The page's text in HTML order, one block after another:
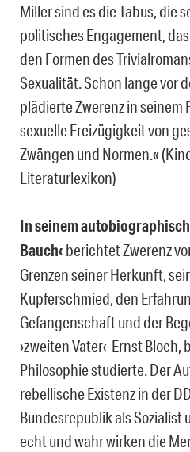
Miller sind es die Tabus, die
politisches Engagement,
den Formen des
Sexualität. Schon lange vor
plädierte Zwerenz in seinem
sexuelle Freizügigkeit von
Zwängen und Normen.«
Literaturlexikon)
In seinem
Bauch‹ berichtet Zwerenz
Grenzen seiner Herkunft,
Kupferschmied, den
Gefangenschaft und der
›zweiten Vater‹ Ernst Bloch,
Philosophie studierte. Der
rebellische Existenz in der
Bundesrepublik als Sozialist
echt und wahr wirken die